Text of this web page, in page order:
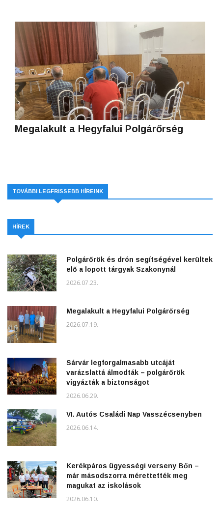
Megalakult a Hegyfalui Polgárőrség
TOVÁBBI LEGFRISSEBB HÍREINK
HÍREK
Polgárőrök és drón segítségével kerültek
elő a lopott tárgyak Szakonynál
2026.07.23.
Megalakult a Hegyfalui Polgárőrség
2026.07.19.
Sárvár legforgalmasabb utcáját
varázslattá álmodták – polgárőrök
vigyázták a biztonságot
2026.06.29.
VI. Autós Családi Nap Vasszécsenyben
2026.06.14.
Kerékpáros ügyességi verseny Bőn –
már másodszorra mérettették meg
magukat az iskolások
2026.06.10.